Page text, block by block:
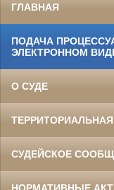
ГЛАВНАЯ
ПОДАЧА
ЭЛЕКТРОННОМ
О СУДЕ
СУДЕЙСКОЕ
НОРМАТИВНЫЕ